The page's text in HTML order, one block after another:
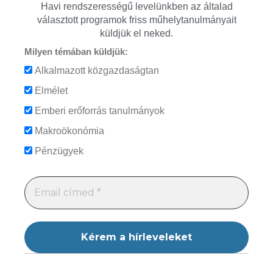
Havi rendszerességű levelünkben az általad
választott programok friss műhelytanulmányait
küldjük el neked.
Milyen témában küldjük:
Alkalmazott közgazdaságtan
Elmélet
Emberi erőforrás tanulmányok
Makroökonómia
Pénzügyek